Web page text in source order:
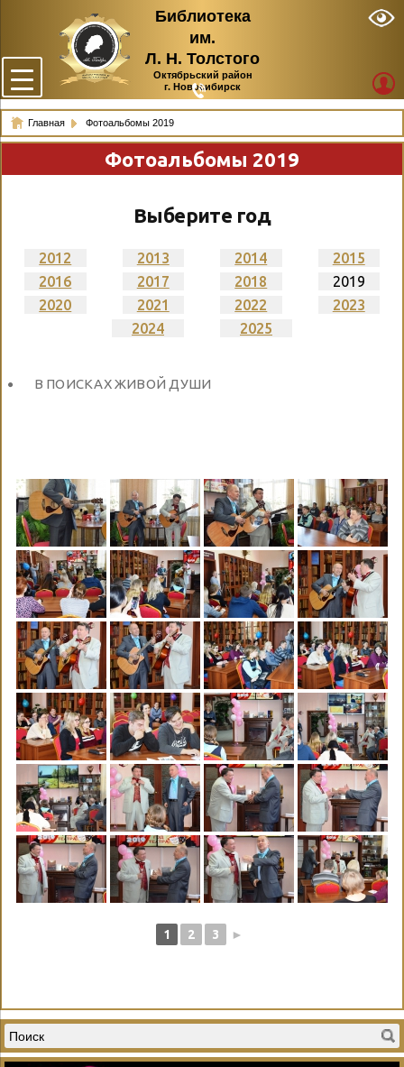
Библиотека
им.
Л. Н. Толстого
Октябрьский район
г. Новосибирск
Главная Фотоальбомы 2019
Фотоальбомы 2019
Выберите год
2012 2013 2014
2015
2016
2017 2018
2019
2020
2021 2022
2023
2024
2025
В ПОИСКАХ ЖИВОЙ ДУШИ
1 2 3 ►